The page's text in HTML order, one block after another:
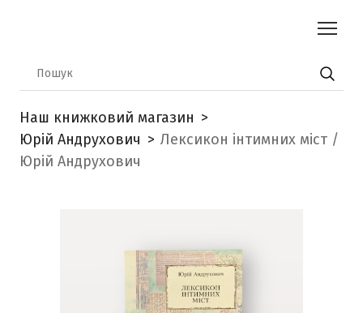
Наш книжковий магазин
Юрій Андрухович
Лексикон інтимних міст /
Юрій Андрухович